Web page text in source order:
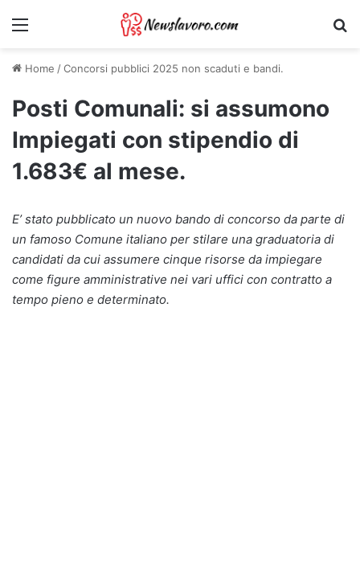
Menu
Home /Concorsi pubblici 2025 non scaduti e bandi.
Posti Comunali: si assumono
Impiegati con stipendio di
1.683€ al mese.
E’ stato pubblicato un nuovo bando di concorso da parte di
un famoso Comune italiano per stilare una graduatoria di
candidati da cui assumere cinque risorse da impiegare
come figure amministrative nei vari uffici con contratto a
tempo pieno e determinato.